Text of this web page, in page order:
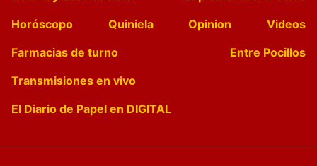
Horóscopo
Quiniela Opinion
Videos
Farmacias de turno
Entre Pocillos
Transmisiones en vivo
El Diario de Papel en DIGITAL